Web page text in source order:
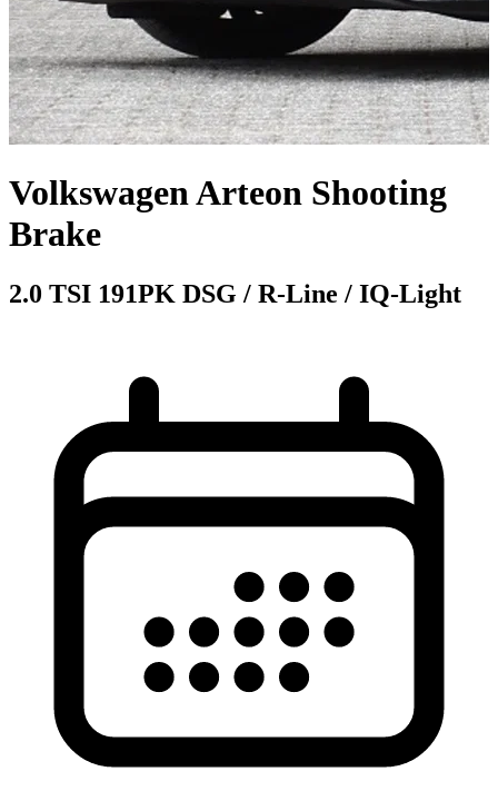
Volkswagen Arteon Shooting
Brake
2.0 TSI 191PK DSG / R-Line / IQ-Light